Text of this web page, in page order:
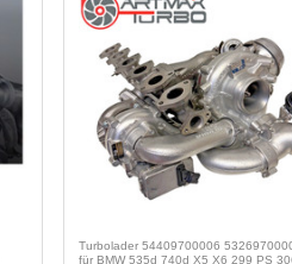
Turbolader 54409700006
für BMW 535d 740d X5 X6 299 PS